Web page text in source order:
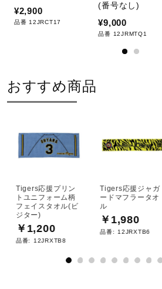
取扱店一覧
¥2,900
品番 12JRCT17
(番号なし)
¥9,000
品番 12JRMTQ1
おすすめ商品
Tigers応援プリン
トユニフォーム柄
フェイスタオル(ビ
ジター)
￥1,200
品番: 12JRXTB8
Tigers応援ジャガ
ードマフラータオ
ル
￥1,980
品番: 12JRXTB6